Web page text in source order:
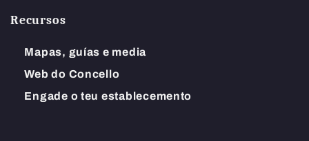
Recursos
Mapas, guías e media
Web do Concello
Engade o teu establecemento